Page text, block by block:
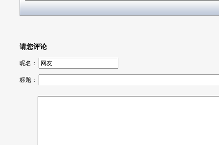
请您评论
昵名：
标题：